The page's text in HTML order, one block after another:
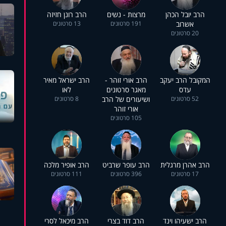
הרב יובל הכהן
אשרוב
20 סרטונים
מרצות - נשים
191 סרטונים
הרב רונן חזיזה
13 סרטונים
המקובל הרב יעקב
עדס
52 סרטונים
הרב אורי זוהר -
מאגר סרטונים
ושיעורים של הרב
אורי זוהר
105 סרטונים
הרב ישראל מאיר
לאו
8 סרטונים
הרב אהרן מרגלית
17 סרטונים
הרב עופר שרביט
396 סרטונים
הרב אופיר מלכה
111 סרטונים
הרב ישעיהו וינד הרב דוד בצרי הרב מיכאל לסרי